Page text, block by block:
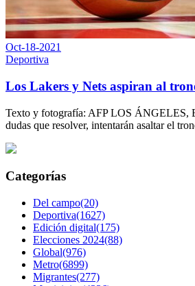
Oct-18-2021
Deportiva
Los Lakers y Nets aspiran al
Texto y fotografía: AFP LOS ÁNGELES,
dudas que resolver, intentarán asaltar el
Categorías
Del campo(20)
Deportiva(1627)
Edición digital(175)
Elecciones 2024(88)
Global(976)
Metro(6899)
Migrantes(277)